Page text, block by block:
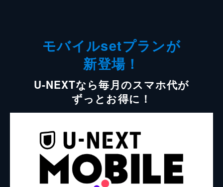
モバイルsetプランが
新登場！
U-NEXTなら毎月のスマホ代が
ずっとお得に！